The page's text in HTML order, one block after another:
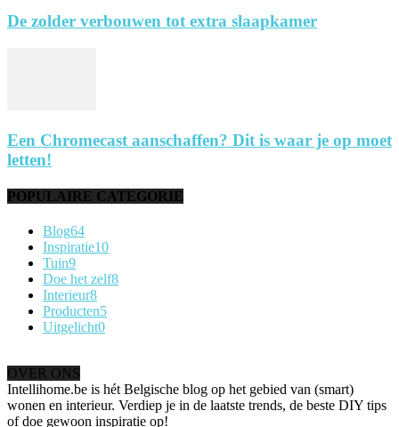
De zolder verbouwen tot extra slaapkamer
Een Chromecast aanschaffen? Dit is waar je op moet
letten!
POPULAIRE CATEGORIE
Blog64
Inspiratie10
Tuin9
Doe het zelf8
Interieur8
Producten5
Uitgelicht0
OVER ONS
Intellihome.be is hét Belgische blog op het gebied van (smart)
wonen en interieur. Verdiep je in de laatste trends, de beste DIY tips
of doe gewoon inspiratie op!